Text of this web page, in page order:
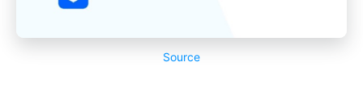
Source